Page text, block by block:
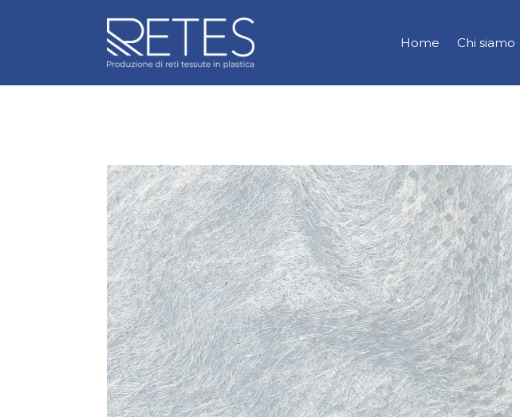
Home Chi siamo